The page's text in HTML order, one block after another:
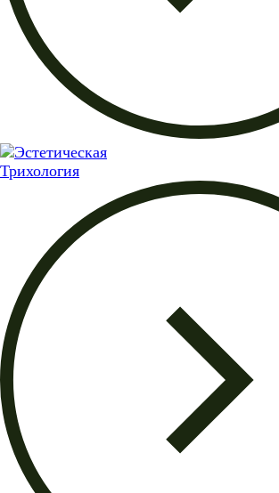
Трихология